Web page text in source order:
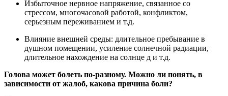
Избыточное нервное напряжение, связанное со
стрессом, многочасовой работой, конфликтом,
серьезным переживанием и т.д.
Влияние внешней среды: длительное пребывание в
душном помещении, усиление солнечной радиации,
длительное нахождение на солнце д и т.д.
Голова может болеть по-разному. Можно ли понять, в
зависимости от жалоб, какова причина боли?